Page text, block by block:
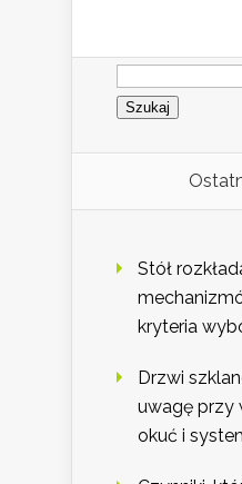
Szukaj:
Stół
kryteria
Drzwi
uwagę przy
okuć i